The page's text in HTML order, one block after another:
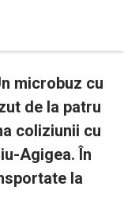
microbuz cu
de la patru
coliziunii cu
Agigea. În
la